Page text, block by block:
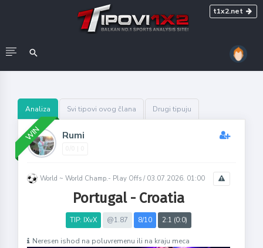
t1x2.net
Analiza Svi tipovi ovog člana Drugi tipuju
WIN Rumi
World ~ World Champ.- Play Offs / 03.07.2026. 01:00
Portugal - Croatia
TIP: IXvX @1.87 8/10 2:1 (0:0)
Neresen ishod na poluvremenu ili na kraju meca